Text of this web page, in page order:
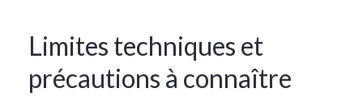
Limites techniques et
précautions à connaître